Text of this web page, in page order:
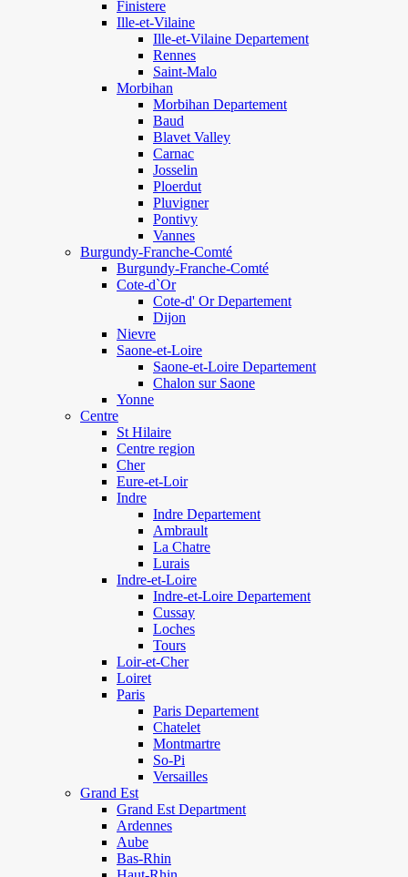
Finistere
Ille-et-Vilaine
Ille-et-Vilaine Departement
Rennes
Saint-Malo
Morbihan
Morbihan Departement
Baud
Blavet Valley
Carnac
Josselin
Ploerdut
Pluvigner
Pontivy
Vannes
Burgundy-Franche-Comté
Burgundy-Franche-Comté
Cote-d`Or
Cote-d' Or Departement
Dijon
Nievre
Saone-et-Loire
Saone-et-Loire Departement
Chalon sur Saone
Yonne
Centre
St Hilaire
Centre region
Cher
Eure-et-Loir
Indre
Indre Departement
Ambrault
La Chatre
Lurais
Indre-et-Loire
Indre-et-Loire Departement
Cussay
Loches
Tours
Loir-et-Cher
Loiret
Paris
Paris Departement
Chatelet
Montmartre
So-Pi
Versailles
Grand Est
Grand Est Department
Ardennes
Aube
Bas-Rhin